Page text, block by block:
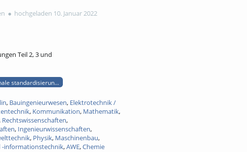
hochgeladen 10. Januar 2022
Teil 2, 3 und
standardisierung teile 2 bis 4
, Bauingenieurwesen, Elektrotechnik /
, Kommunikation, Mathematik,
Rechtswissenschaften,
, Ingenieurwissenschaften,
, Physik, Maschinenbau,
-informationstechnik,AWE,Chemie